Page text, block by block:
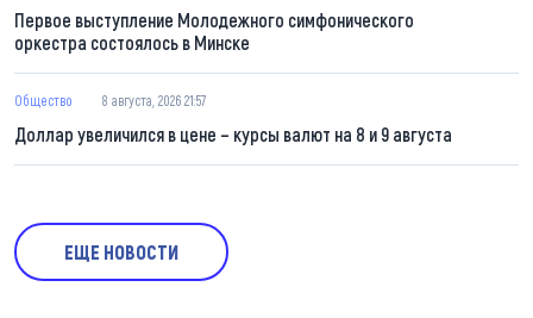
Первое выступление Молодежного симфонического
оркестра состоялось в Минске
Общество 8 августа, 2026 21:57
Доллар увеличился в цене – курсы валют на 8 и 9 августа
ЕЩЕ НОВОСТИ